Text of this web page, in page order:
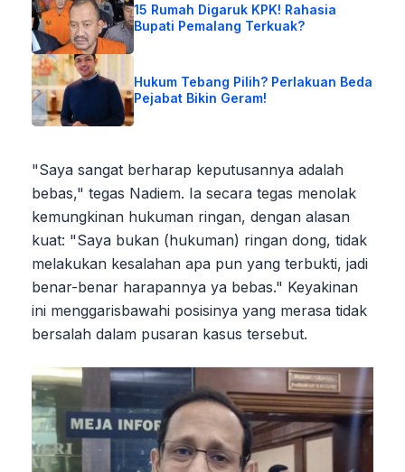
15 Rumah Digaruk KPK! Rahasia
Bupati Pemalang Terkuak?
Hukum Tebang Pilih? Perlakuan Beda
Pejabat Bikin Geram!
"Saya sangat berharap keputusannya adalah
bebas," tegas Nadiem. Ia secara tegas menolak
kemungkinan hukuman ringan, dengan alasan
kuat: "Saya bukan (hukuman) ringan dong, tidak
melakukan kesalahan apa pun yang terbukti, jadi
benar-benar harapannya ya bebas." Keyakinan
ini menggarisbawahi posisinya yang merasa tidak
bersalah dalam pusaran kasus tersebut.